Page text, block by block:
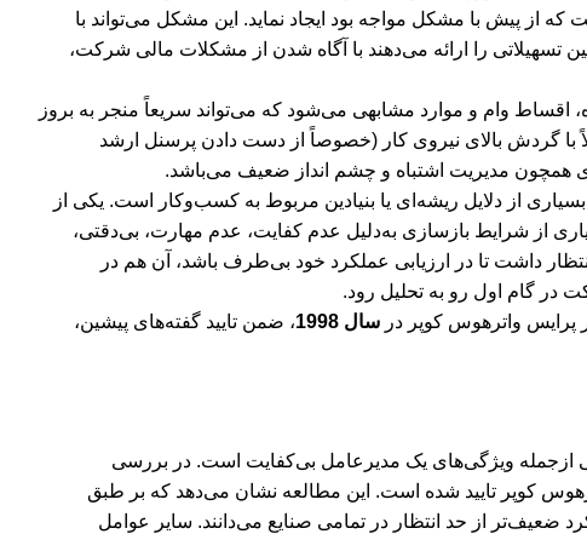
از پیش با مشکل مواجه بود ایجاد نماید. این مشکل می‌تواند با
را ارائه می‌دهند با آگاه شدن از مشکلات مالی شرکت،
وام و موارد مشابهی می‌شود که می‌تواند سریعاً منجر به بروز
گردش بالای نیروی کار (خصوصاً از دست دادن پرسنل ارشد
همچون مدیریت اشتباه و چشم انداز ضعیف می‌باشد.
از دلایل ریشه‌ای یا بنیادین مربوط به کسب‌وکار است. یکی از
از شرایط بازسازی به‌دلیل عدم کفایت، عدم مهارت، بی‌دقتی،
داشت تا در ارزیابی عملکرد خود بی‌طرف باشد، آن هم در
گام اول رو به تحلیل رود.
واترهوس کوپر در سال 1998
، ضمن تایید گفته‌های پیشین،
ازجمله ویژگی‌های یک مدیرعامل بی‌کفایت است. در بررسی
در فوریه 2001، یافته‌های پرایس واترهوس کوپر تایید شده است. این مطالعه نشان می‌دهد که بر طبق
ضعیف‌تر از حد انتظار در تمامی صنایع می‌دانند. سایر عوامل